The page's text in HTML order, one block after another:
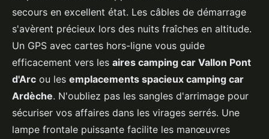
secours en excellent état. Les câbles de démarrage
s'avèrent précieux lors des nuits fraîches en altitude.
Un GPS avec cartes hors-ligne vous guide
efficacement vers les aires camping car Vallon Pont
d'Arc ou les emplacements spacieux camping car
Ardèche. N'oubliez pas les sangles d'arrimage pour
sécuriser vos affaires dans les virages serrés. Une
lampe frontale puissante facilite les manœuvres